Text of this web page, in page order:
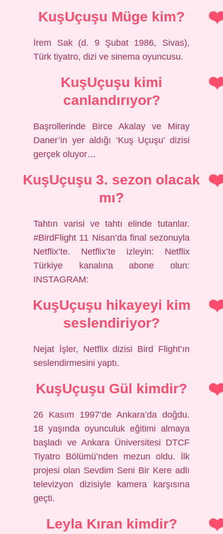
KuşUçuşu Müge kim?
İrem Sak (d. 9 Şubat 1986, Sivas),
Türk tiyatro, dizi ve sinema oyuncusu.
KuşUçuşu kimi
canlandırıyor?
Başrollerinde Birce Akalay ve Miray
Daner’in yer aldığı ‘Kuş Uçuşu’ dizisi
gerçek oluyor…
KuşUçuşu 3. sezon olacak
mı?
Tahtın varisi ve tahtı elinde tutanlar.
#BirdFlight 11 Nisan’da final sezonuyla
Netflix’te. Netflix’te izleyin: Netflix
Türkiye kanalına abone olun:
INSTAGRAM:
KuşUçuşu hikayeyi kim
seslendiriyor?
Nejat İşler, Netflix dizisi Bird Flight’ın
seslendirmesini yaptı.
KuşUçuşu Gül kimdir?
26 Kasım 1997’de Ankara’da doğdu.
18 yaşında oyunculuk eğitimi almaya
başladı ve Ankara Üniversitesi DTCF
Tiyatro Bölümü’nden mezun oldu. İlk
projesi olan Sevdim Seni Bir Kere adlı
televizyon dizisiyle kamera karşısına
geçti.
Leyla Kıran kimdir?